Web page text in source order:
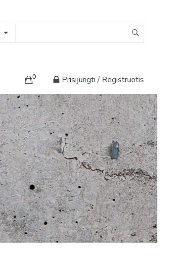
0 Prisijungti / Registruotis